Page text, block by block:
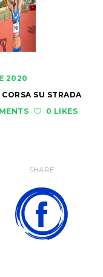
2020
CORSA SU STRADA
0 LIKES
SHARE